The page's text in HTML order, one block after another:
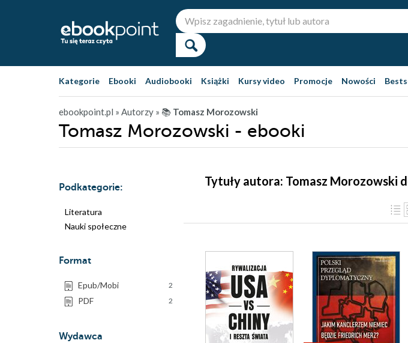
Kategorie Ebooki Audiobooki Książki Kursy video Promocje Nowości
ebookpoint.pl » Autorzy » 📚 Tomasz Morozowski
Tomasz Morozowski - ebooki
Podkategorie:
Literatura
Nauki społeczne
Format
Epub/Mobi 2
PDF 2
Wydawca
Tytuły autora: Tomasz Morozowski